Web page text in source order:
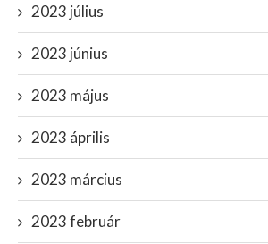
2023 július
2023 június
2023 május
2023 április
2023 március
2023 február